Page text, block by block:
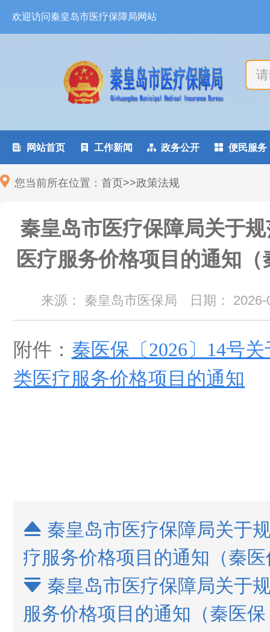
欢迎访问秦皇岛市医疗保障局网站
 网站首页  工作新闻  政务公开  便民服务
您当前所在位置： 首页>>政策法规
秦皇岛市医疗保障局关于
医疗服务价格项目的通知
来源： 秦皇岛市医保局 日期：
附件： 秦医保〔2026〕14号
类医疗服务价格项目的通知
 秦皇岛市医疗保障局关于
疗服务价格项目的通知（秦
 秦皇岛市医疗保障局关于
服务价格项目的通知（秦医